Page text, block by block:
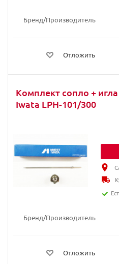
Бренд/Производитель
Отложить
Комплект сопло +
Iwata LPH-101/300
Бренд/Производитель
Отложить